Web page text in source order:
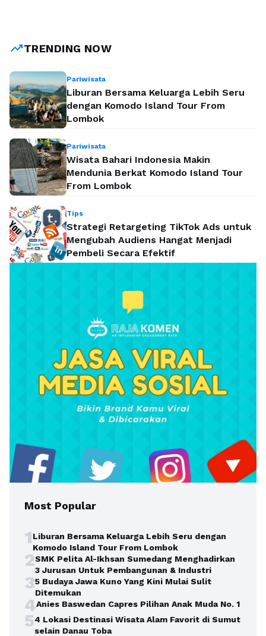
dilakukan dengan model Computer-Based …
trending_upTRENDING NOW
Pariwisata
Liburan Bersama Keluarga Lebih Seru
dengan Komodo Island Tour From
Lombok
Pariwisata
Wisata Bahari Indonesia Makin
Mendunia Berkat Komodo Island Tour
From Lombok
Tips
Strategi Retargeting TikTok Ads untuk
Mengubah Audiens Hangat Menjadi
Pembeli Secara Efektif
Most Popular
1Liburan Bersama Keluarga Lebih Seru dengan
Komodo Island Tour From Lombok
2SMK Pelita Al-Ikhsan Sumedang Menghadirkan
3 Jurusan Untuk Pembangunan & Industri
35 Budaya Jawa Kuno Yang Kini Mulai Sulit
Ditemukan
4Anies Baswedan Capres Pilihan Anak Muda No. 1
54 Lokasi Destinasi Wisata Alam Favorit di Sumut
selain Danau Toba